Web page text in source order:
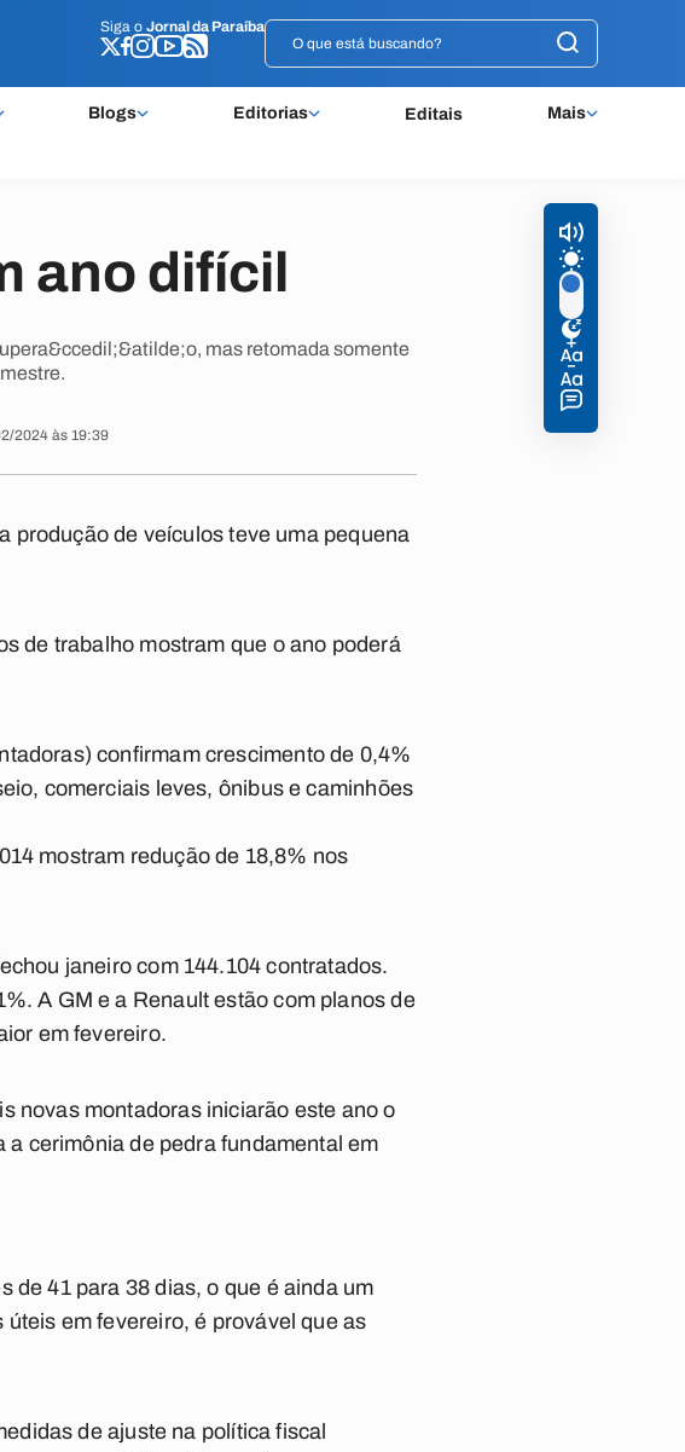
Siga o Jornal da Paraíba
Blogs Editorias Editais Mais
Siga o Jornal da Paraíba
ano difícil
mas retomada somente
2024 às 19:39
produção de veículos teve uma pequena
de trabalho mostram que o ano poderá
confirmam crescimento de 0,4%
comerciais leves, ônibus e caminhões
mostram redução de 18,8% nos
janeiro com 144.104 contratados.
A GM e a Renault estão com planos de
em fevereiro.
novas montadoras iniciarão este ano o
cerimônia de pedra fundamental em
de 41 para 38 dias, o que é ainda um
em fevereiro, é provável que as
de ajuste na política fiscal